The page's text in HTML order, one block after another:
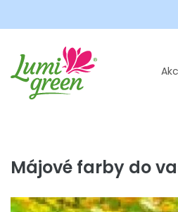
Májové farby do